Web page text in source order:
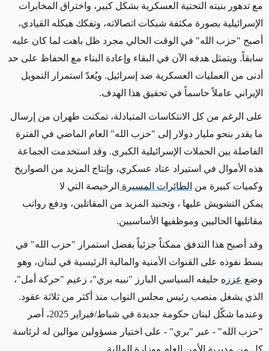
مع تدهور بنيته التحتية العسكرية بشكل كبير، واختراق المخابرات
الإسرائيلية بصورة مكثفة شبكات اتصالاته، وتفكك هيكله القيادي،
أصبح "حزب الله" في الوقت الحالي مجرد ظل باهت لما كان عليه
سابقاً. ويتمثل هدفه الآن في البقاء وإعادة البناء مع الحفاظ على حد
أدنى من العمليات العسكرية ضد إسرائيل. ويُعدّ استمرار التمويل
الإيراني عاملاً حاسماً في تحقيق هذا الهدف.
على الرغم من كل الانتكاسات المتبادلة، تمكنت طهران من إرسال
ما يقدر بنحو مليار دولار إلى "حزب الله" العام الماضي في الفترة
الفاصلة بين الحملات الإسرائيلية الكبرى. وقد استخدمت الجماعة
هذه الأموال في استيراد عتاد عسكري، وإنتاج المزيد من الصواريخ
وكميات كبيرة من الطائرات المسيرة الرخيصة التي لا
يمكن التشويش عليها ، وتجنيد المزيد من المقاتلين، ودفع رواتب
مقاتليها الحاليين وموظفيها الأساسيين.
وقد أصبح هذا التدفق ممكناً جزئياً بفضل استمرار "حزب الله" في
بسط نفوذه على القنوات الأمنية والمالية الرئيسية في لبنان، وهو
وضع عززه حليفه السياسي البارز "نبيه بري"، زعيم "حركة أمل"،
الذي يشغل منصب رئيس مجلس النواب منذ أكثر من ثلاثة عقود.
وعندما شكّل لبنان حكومة جديدة في شباط/فبراير 2025، أصر
"حزب الله" - عبر "بري" - على اختيار مسؤولين موالين له لرئاسة
كل من مديرية الأمن العام ووزارة المالية